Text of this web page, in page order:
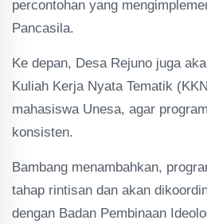
percontohan yang
Pancasila.
Ke depan, Desa Rejuno juga
Kuliah Kerja Nyata Tematik
mahasiswa Unesa, agar
konsisten.
Bambang menambahkan,
tahap rintisan dan akan
dengan Badan Pembinaan